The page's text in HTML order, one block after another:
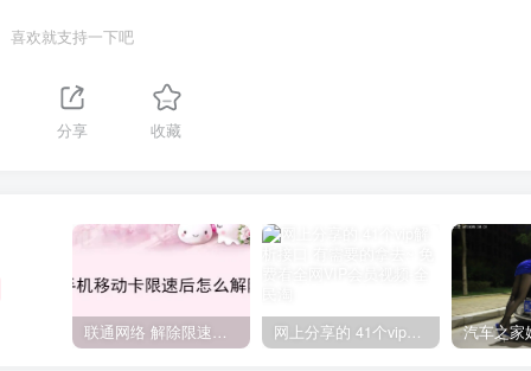
喜欢就支持一下吧
分享 收藏
联通网络 解除限速方法参考！畅享、畅玩、老白干等及其它地区自测了 网上分享的 41个vip解析接口 有需要的拿去~ 免费看全网VIP会员视频